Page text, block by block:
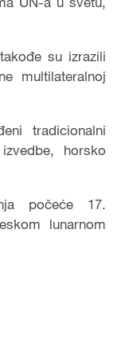
su izrazili
multilateralnoj
tradicionalni
horsko
počeće 17.
lunarnom